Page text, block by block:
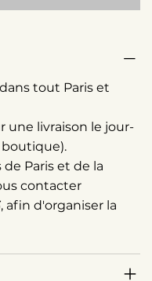
dans tout Paris et
une livraison le jour-
Paris et de la
contacter
, afin d'organiser la